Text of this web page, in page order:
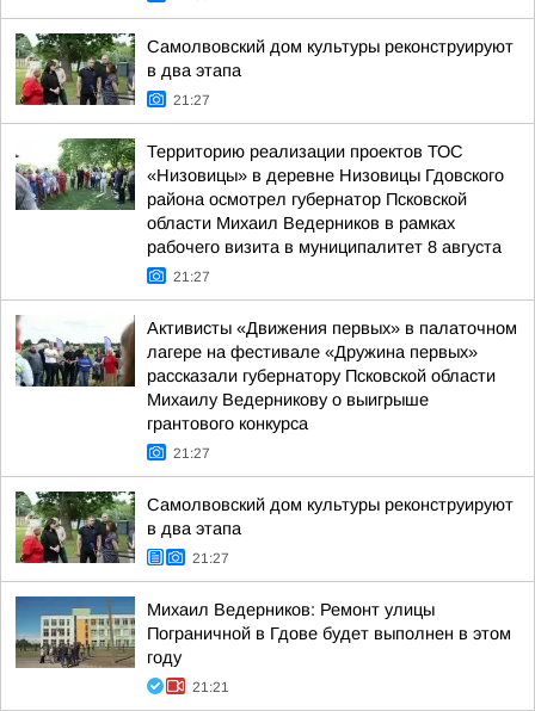
Самолвовский дом культуры реконструируют
в два этапа
21:27
Территорию реализации проектов ТОС
«Низовицы» в деревне Низовицы Гдовского
района осмотрел губернатор Псковской
области Михаил Ведерников в рамках
рабочего визита в муниципалитет 8 августа
21:27
Активисты «Движения первых» в палаточном
лагере на фестивале «Дружина первых»
рассказали губернатору Псковской области
Михаилу Ведерникову о выигрыше
грантового конкурса
21:27
Самолвовский дом культуры реконструируют
в два этапа
21:27
Михаил Ведерников: Ремонт улицы
Пограничной в Гдове будет выполнен в этом
году
21:21